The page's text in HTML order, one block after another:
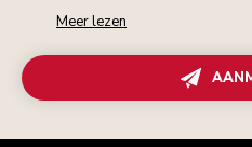
Meer lezen